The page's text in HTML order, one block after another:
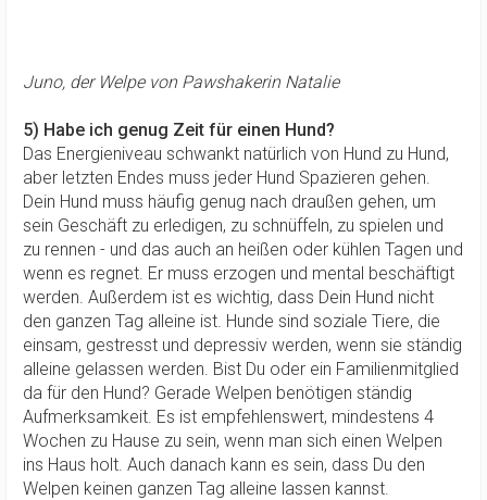
Juno, der Welpe von Pawshakerin Natalie
5) Habe ich genug Zeit für einen Hund?
Das Energieniveau schwankt natürlich von Hund zu Hund,
aber letzten Endes muss jeder Hund Spazieren gehen.
Dein Hund muss häufig genug nach draußen gehen, um
sein Geschäft zu erledigen, zu schnüffeln, zu spielen und
zu rennen - und das auch an heißen oder kühlen Tagen und
wenn es regnet. Er muss erzogen und mental beschäftigt
werden. Außerdem ist es wichtig, dass Dein Hund nicht
den ganzen Tag alleine ist. Hunde sind soziale Tiere, die
einsam, gestresst und depressiv werden, wenn sie ständig
alleine gelassen werden. Bist Du oder ein Familienmitglied
da für den Hund? Gerade Welpen benötigen ständig
Aufmerksamkeit. Es ist empfehlenswert, mindestens 4
Wochen zu Hause zu sein, wenn man sich einen Welpen
ins Haus holt. Auch danach kann es sein, dass Du den
Welpen keinen ganzen Tag alleine lassen kannst.